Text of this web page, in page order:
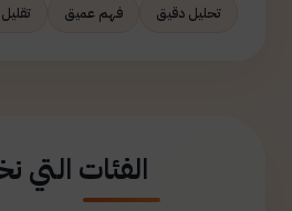
تحليل دقيق فهم عميق
الفئات التي